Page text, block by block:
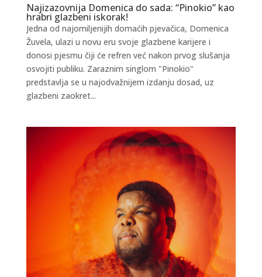
Najizazovnija Domenica do sada: “Pinokio” kao
hrabri glazbeni iskorak!
Jedna od najomiljenijih domaćih pjevačica, Domenica
Žuvela, ulazi u novu eru svoje glazbene karijere i
donosi pjesmu čiji će refren već nakon prvog slušanja
osvojiti publiku. Zaraznim singlom "Pinokio"
predstavlja se u najodvažnijem izdanju dosad, uz
glazbeni zaokret...